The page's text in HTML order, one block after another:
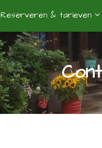
Reserveren & tarieven